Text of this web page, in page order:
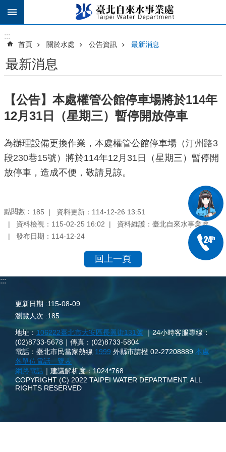
跳到主要內容區塊
:::
首頁 關於水處 公告資訊 最新消息
最新消息
【公告】本處權管公館停車場將於114年
12月31日（星期三）暫停開放停車
為辦理設備更換作業，本處權管公館停車場（汀州路3
段230巷15號 ）將於114年12月31日（星期三）暫停開
放停車，造成不便，敬請見諒。
點閱數： 185
資料更新：114-12-26 13:51
資料檢視：115-02-25 16:02
資料維護：臺北自來水事業處
發布日期：114-12-24
回上一頁
:::
更新日期
115-08-09
瀏覽人次
185
地址： 106222臺北市大安區長興街131號 ｜24小時客服專線：
(02)8733-5678｜傳真：(02)8733-5804
電話：臺北市民當家熱線 1999 外縣市請撥 02-27208889 本處
各單位電話一覽表
網路電話 ｜建議解析度：1024*768
COPYRIGHT (C) 2022 TAIPEI WATER DEPARTMENT. ALL
RIGHTS RESERVED